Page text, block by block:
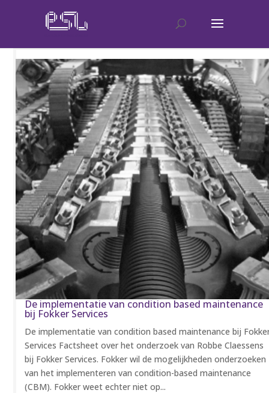
De implementatie van condition based maintenance
bij Fokker Services
De implementatie van condition based maintenance bij
Services Factsheet over het onderzoek van Robbe Claessens
bij Fokker Services. Fokker wil de mogelijkheden onderzoeken
van het implementeren van condition-based maintenance
(CBM). Fokker weet echter niet op...